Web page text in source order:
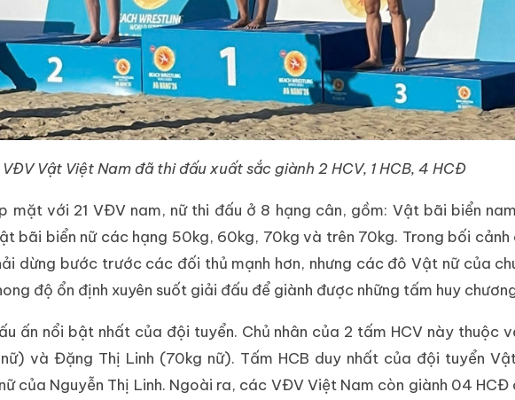
Vật Việt Nam đã thi đấu xuất sắc giành 2 HCV, 1 HCB, 4 HCĐ
mặt với 21 VĐV nam, nữ thi đấu ở 8 hạng cân, gồm: Vật bãi biển
bãi biển nữ các hạng 50kg, 60kg, 70kg và trên 70kg. Trong bối cảnh
dừng bước trước các đối thủ mạnh hơn, nhưng các đô Vật nữ của
độ ổn định xuyên suốt giải đấu để giành được những tấm huy
ấn nổi bật nhất của đội tuyển. Chủ nhân của 2 tấm HCV này thuộc
và Đặng Thị Linh (70kg nữ). Tấm HCB duy nhất của đội tuyển
của Nguyễn Thị Linh. Ngoài ra, các VĐV Việt Nam còn giành 04